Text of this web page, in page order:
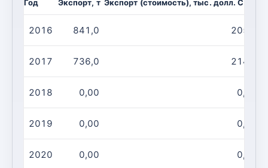
Год Экспорт, т Экспорт (стоимость), тыс. долл. США
2016 841,0 205,0
2017 736,0 214,1
2018 0,00 0,00
2019 0,00 0,00
2020 0,00 0,00